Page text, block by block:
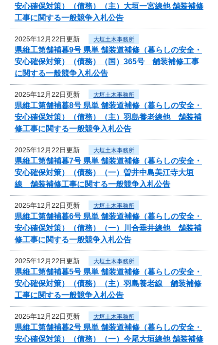
安心確保対策）（債務）（主）大垣一宮線他 舗装補修
工事に関する一般競争入札公告
2025年12月22日更新 大垣土木事務所
県維工第舗補暮9号 県単 舗装道補修（暮らしの安全・
安心確保対策）（債務）（国）365号 舗装補修工事
に関する一般競争入札公告
2025年12月22日更新 大垣土木事務所
県維工第舗補暮8号 県単 舗装道補修（暮らしの安全・
安心確保対策）（債務）（主）羽島養老線他 舗装補
修工事に関する一般競争入札公告
2025年12月22日更新 大垣土木事務所
県維工第舗補暮7号 県単 舗装道補修（暮らしの安全・
安心確保対策）（債務）（一）曽井中島美江寺大垣
線 舗装補修工事に関する一般競争入札公告
2025年12月22日更新 大垣土木事務所
県維工第舗補暮6号 県単 舗装道補修（暮らしの安全・
安心確保対策）（債務）（一）川合垂井線他 舗装補
修工事に関する一般競争入札公告
2025年12月22日更新 大垣土木事務所
県維工第舗補暮5号 県単 舗装道補修（暮らしの安全・
安心確保対策）（債務）（主）羽島養老線 舗装補修
工事に関する一般競争入札公告
2025年12月22日更新 大垣土木事務所
県維工第舗補暮2号 県単 舗装道補修（暮らしの安全・
安心確保対策）（債務）（一）今尾大垣線他 舗装補修